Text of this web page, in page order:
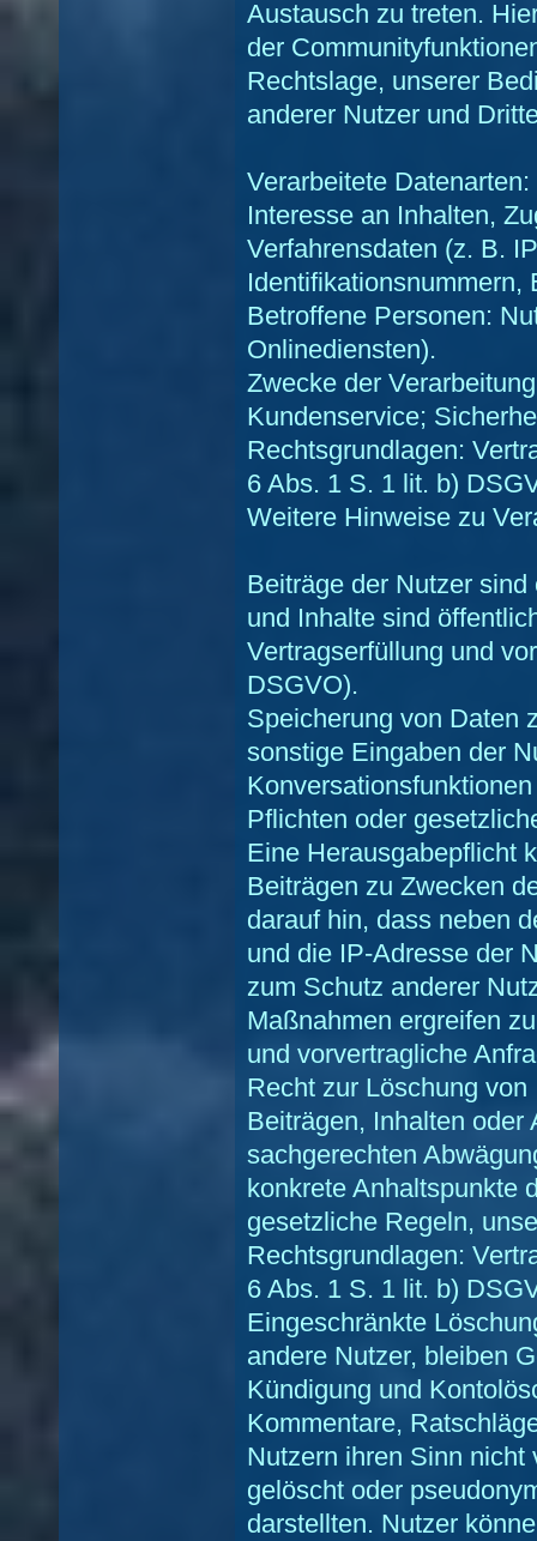
Austausch zu treten.
der
Rechtslage, unserer
anderer Nutzer und
Verarbeitete
Interesse an Inhalten,
Verfahrensdaten (z. B.
Identifikationsnummern,
Betroffene Personen:
Onlinediensten).
Zwecke der
Kundenservice;
Rechtsgrundlagen:
6 Abs. 1 S. 1 lit. b)
Weitere Hinweise zu
Beiträge der Nutzer
und Inhalte sind
Vertragserfüllung und
DSGVO).
Speicherung von Daten
sonstige Eingaben der
Pflichten oder
Eine Herausgabepflicht
Beiträgen zu Zwecken
darauf hin, dass neben
und die IP-Adresse der
zum Schutz anderer
Maßnahmen ergreifen
und vorvertragliche
Recht zur Löschung
Beiträgen, Inhalten oder
sachgerechten
konkrete Anhaltspunkte
gesetzliche Regeln,
Rechtsgrundlagen:
6 Abs. 1 S. 1 lit. b)
Eingeschränkte
andere Nutzer, bleiben
Kündigung und
Kommentare,
Nutzern ihren Sinn nicht
gelöscht oder
darstellten. Nutzer